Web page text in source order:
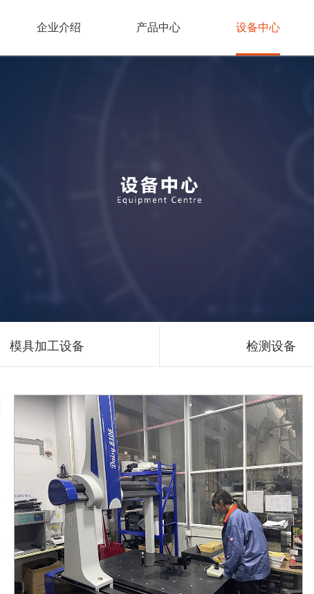
企业介绍 产品中心 设备中心
模具加工设备 检测设备